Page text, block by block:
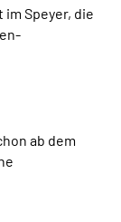
im Speyer, die
ab dem